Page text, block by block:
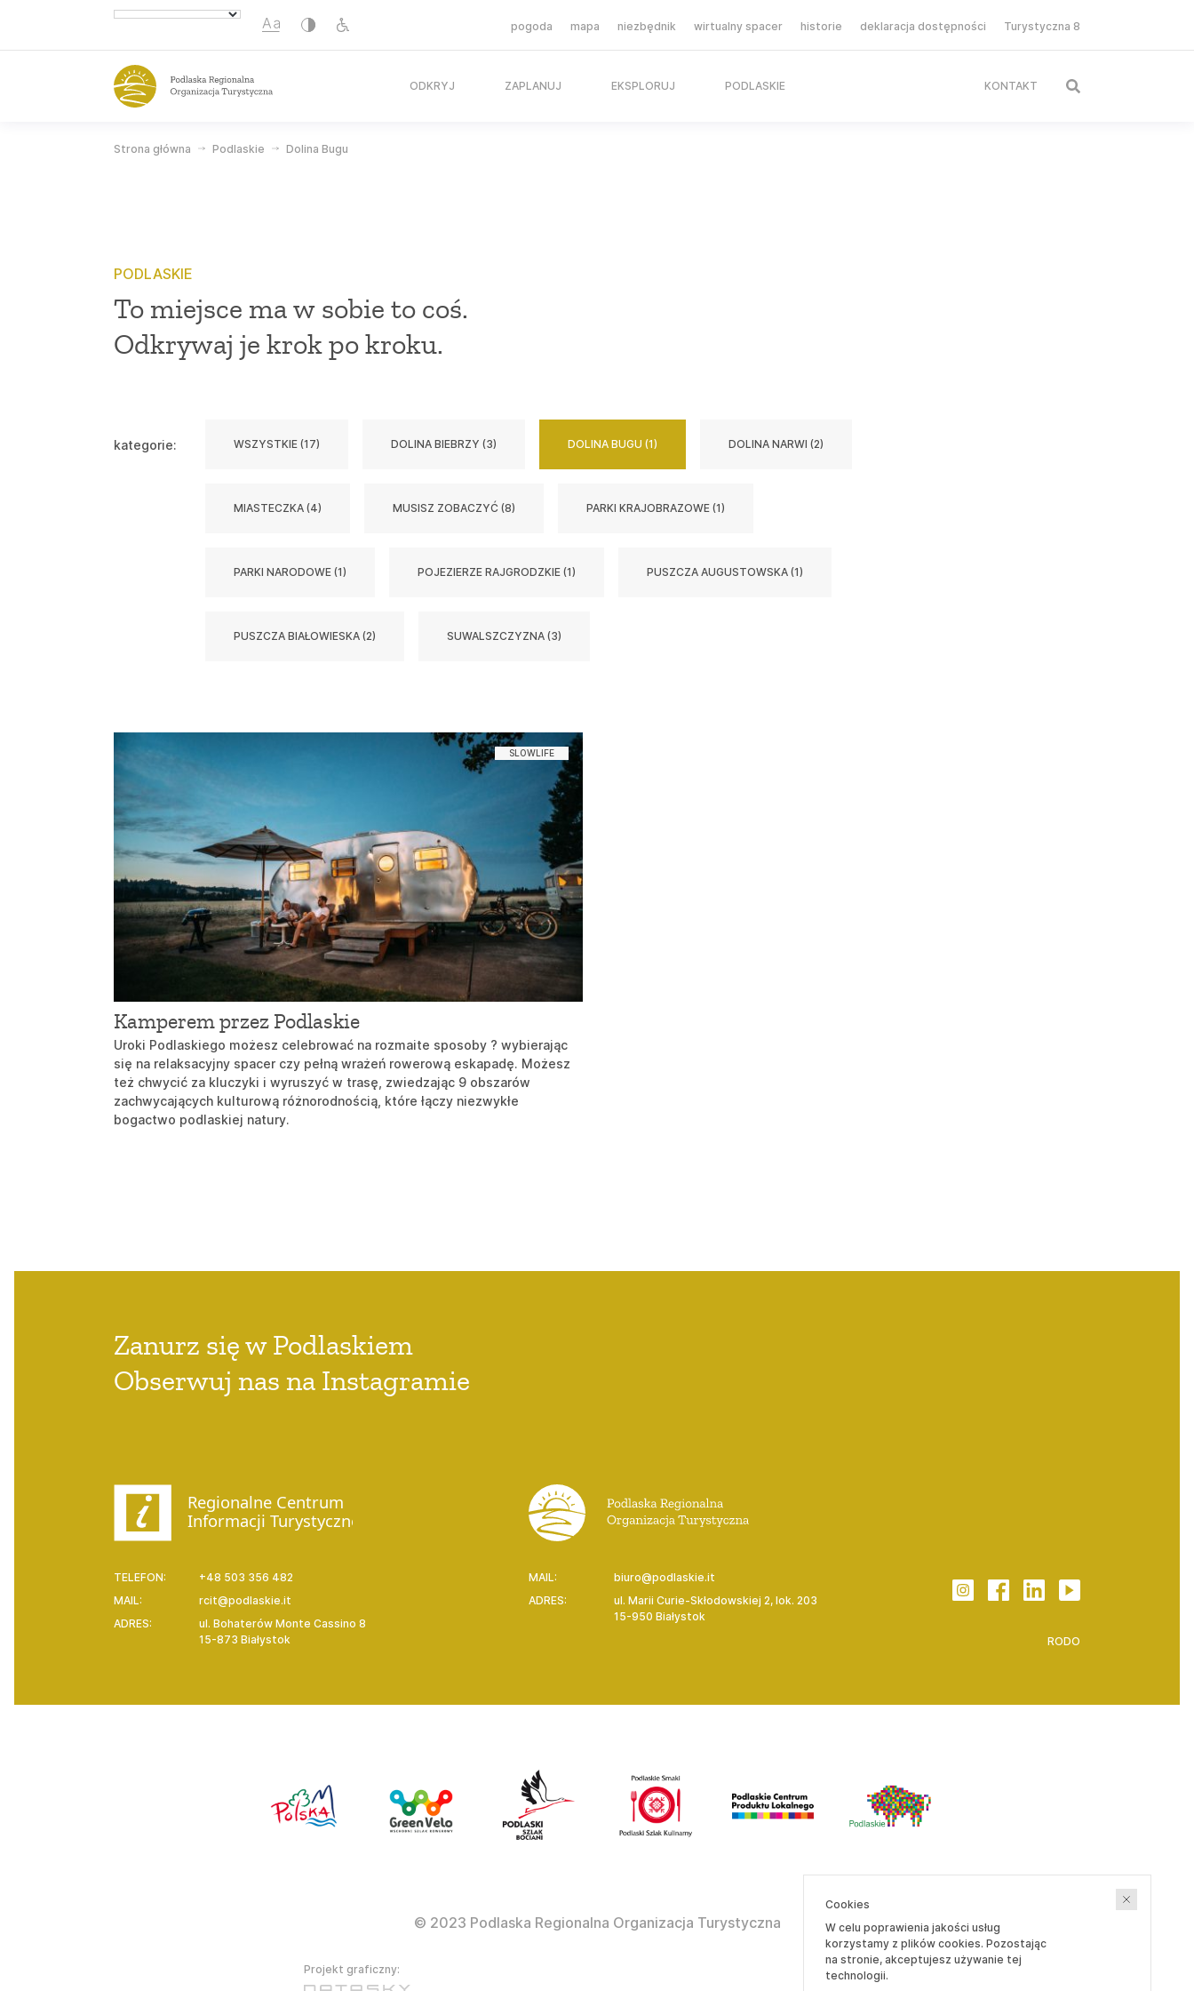
pogoda mapa niezbędnik wirtualny spacer historie deklaracja dostępności Turystyczna 8
ODKRYJ ZAPLANUJ EKSPLORUJ PODLASKIE KONTAKT
Dziedzictwo kulturowe
Kuchnia regionalna
Slowlife
Oferty turystyczne
Dzieje się
Strona główna Podlaskie Dolina Bugu
PODLASKIE
To miejsce ma w sobie to coś.
Odkrywaj je krok po kroku.
kategorie: WSZYSTKIE (17) DOLINA BIEBRZY (3) DOLINA BUGU (1) DOLINA NARWI (2)
MIASTECZKA (4) MUSISZ ZOBACZYĆ (8) PARKI KRAJOBRAZOWE (1)
PARKI NARODOWE (1) POJEZIERZE RAJGRODZKIE (1) PUSZCZA AUGUSTOWSKA (1)
PUSZCZA BIAŁOWIESKA (2) SUWALSZCZYZNA (3)
SLOWLIFE
Kamperem przez Podlaskie
Uroki Podlaskiego możesz celebrować na rozmaite sposoby ? wybierając
się na relaksacyjny spacer czy pełną wrażeń rowerową eskapadę. Możesz
też chwycić za kluczyki i wyruszyć w trasę, zwiedzając 9 obszarów
zachwycających kulturową różnorodnością, które łączy niezwykłe
bogactwo podlaskiej natury.
Cookies
W celu poprawienia jakości usług
korzystamy z plików cookies. Pozostając
na stronie, akceptujesz używanie tej
technologii.
Zanurz się w Podlaskiem
Obserwuj nas na Instagramie
Regionalne Centrum
Informacji Turystycznej
TELEFON:
+48 503 356 482
MAIL:
rcit@podlaskie.it
ADRES:
ul. Bohaterów Monte Cassino 8
15-873 Białystok
MAIL:
biuro@podlaskie.it
ADRES:
ul. Marii Curie-Skłodowskiej 2, lok. 203
15-950 Białystok
RODO
© 2023 Podlaska Regionalna Organizacja Turystyczna
Projekt graficzny: Frontend: